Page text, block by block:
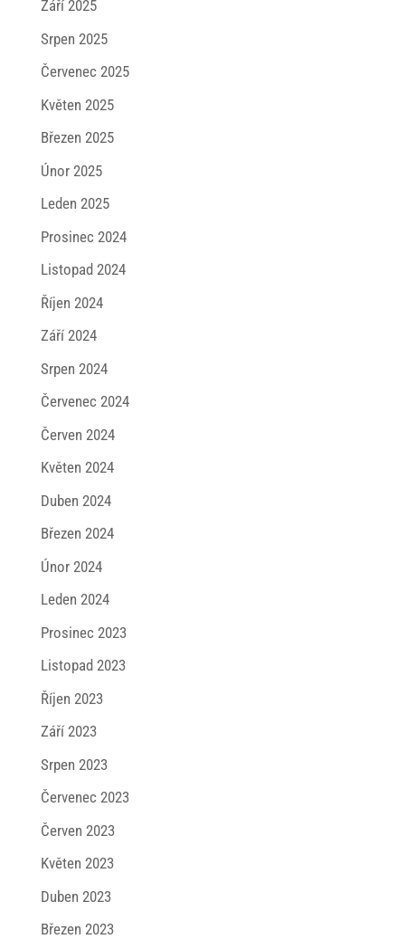
Září 2025
Srpen 2025
Červenec 2025
Květen 2025
Březen 2025
Únor 2025
Leden 2025
Prosinec 2024
Listopad 2024
Říjen 2024
Září 2024
Srpen 2024
Červenec 2024
Červen 2024
Květen 2024
Duben 2024
Březen 2024
Únor 2024
Leden 2024
Prosinec 2023
Listopad 2023
Říjen 2023
Září 2023
Srpen 2023
Červenec 2023
Červen 2023
Květen 2023
Duben 2023
Březen 2023